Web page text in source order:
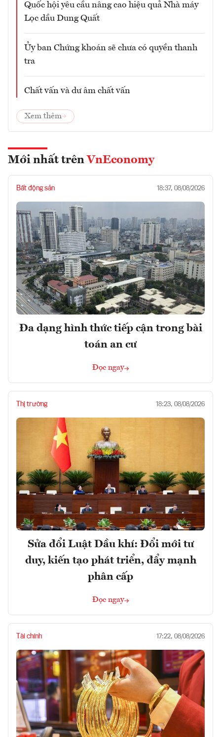
Quốc hội yêu cầu nâng cao hiệu quả Nhà máy
Lọc dầu Dung Quất
Ủy ban Chứng khoán sẽ chưa có quyền thanh
tra
Chất vấn và dư âm chất vấn
Xem thêm
Mới nhất trên VnEconomy
Bất động sản 18:37, 08/08/2026
Đa dạng hình thức tiếp cận trong bài
toán an cư
Đọc ngay
Thị trường 18:23, 08/08/2026
Sửa đổi Luật Dầu khí: Đổi mới tư
duy, kiến tạo phát triển, đẩy mạnh
phân cấp
Đọc ngay
Tài chính 17:22, 08/08/2026